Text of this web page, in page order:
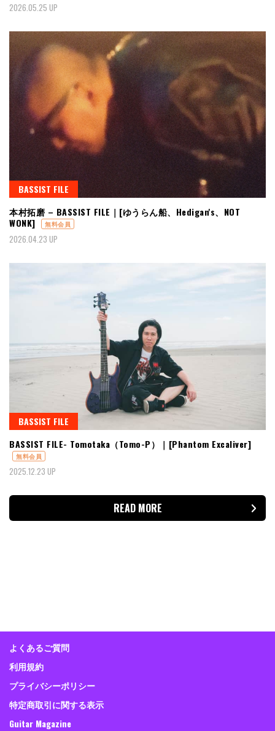
2026.05.25 UP
BASSIST FILE
本村拓磨 – BASSIST FILE｜[ゆうらん船、Hedigan's、NOT
WONK]
無料会員
2026.04.23 UP
BASSIST FILE
BASSIST FILE- Tomotaka（Tomo-P）｜[Phantom Excaliver]
無料会員
2025.12.23 UP
READ MORE
よくあるご質問
利用規約
プライバシーポリシー
特定商取引に関する表示
Guitar Magazine